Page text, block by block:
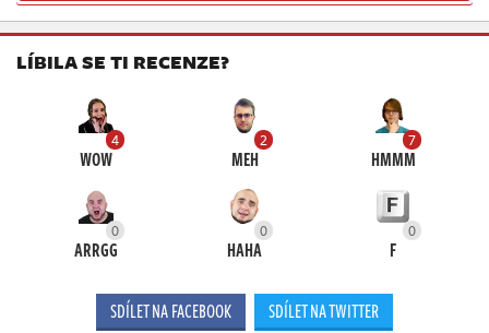
LÍBILA SE TI RECENZE?
4
WOW
2
MEH
7
HMMM
0
ARRGG
0
HAHA
0
F
SDÍLET NA FACEBOOK SDÍLET NA TWITTER